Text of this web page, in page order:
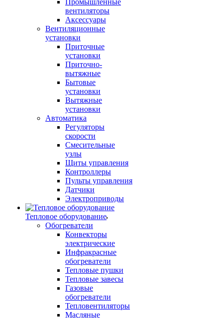
Промышленные
вентиляторы
Аксессуары
Вентиляционные
установки
Приточные
установки
Приточно-
вытяжные
Бытовые
установки
Вытяжные
установки
Автоматика
Регуляторы
скорости
Смесительные
узлы
Щиты управления
Контроллеры
Пульты управления
Датчики
Электроприводы
Тепловое оборудование
Обогреватели
Конвекторы
электрические
Инфракрасные
обогреватели
Тепловые пушки
Тепловые завесы
Газовые
обогреватели
Тепловентиляторы
Масляные